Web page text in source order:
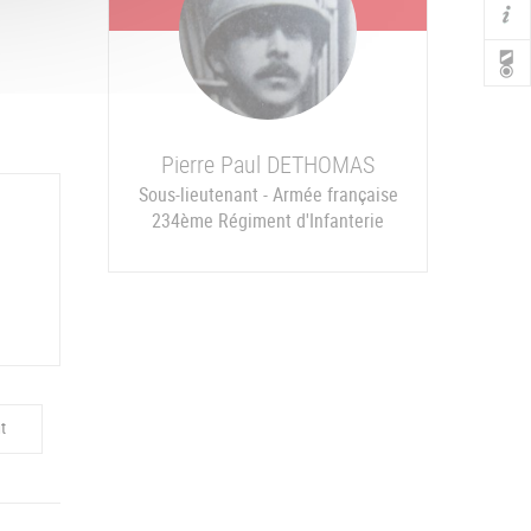
Pierre Paul DETHOMAS
Sous-lieutenant - Armée française
234ème Régiment d'Infanterie